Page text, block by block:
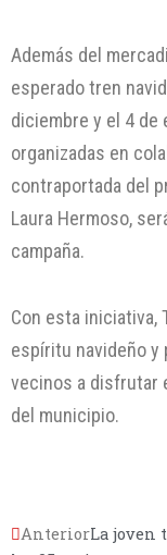
Además del
esperado tren
diciembre y el 4 de
organizadas en
contraportada del
Laura Hermoso,
campaña.
Con esta iniciativa,
espíritu navideño y
vecinos a disfrutar
del municipio.
AnteriorLa joven